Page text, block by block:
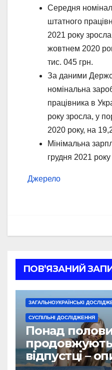
Середня
штатного
2021 року
жовтнем 2020
тис. 045 грн.
За даними
номінальна
працівника в
року зросла, у
2020 року, на
Мінімальна
грудня 2021
Джерело
ПОВ’ЯЗАНИЙ
ЗАГАЛЬНОУКРАЇНСЬКІ
СУСПІЛЬНІ ДОСЛІДЖЕННЯ
Понад
відпустці –